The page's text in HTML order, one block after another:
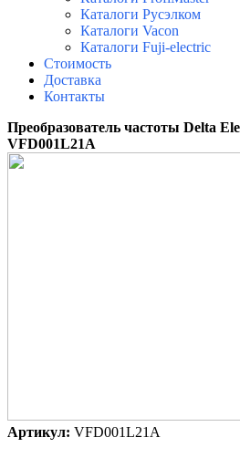
Каталоги Русэлком
Каталоги Vacon
Каталоги Fuji-electric
Стоимость
Доставка
Контакты
Преобразователь частоты Delta
VFD001L21A
Артикул: VFD001L21A